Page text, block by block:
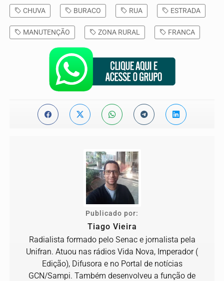
CHUVA BURACO RUA ESTRADA
MANUTENÇÃO ZONA RURAL FRANCA
Publicado por:
Tiago Vieira
Radialista formado pelo Senac e jornalista pela
Unifran. Atuou nas rádios Vida Nova, Imperador (
Edição), Difusora e no Portal de notícias
GCN/Sampi. Também desenvolveu a função de